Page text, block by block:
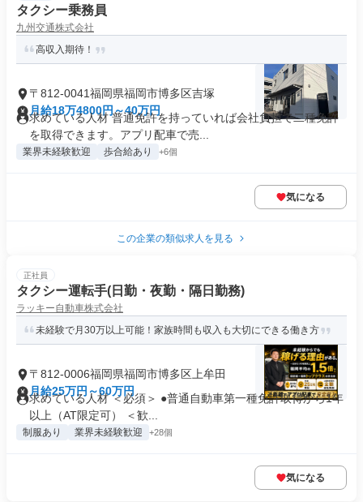
タクシー乗務員
九州交通株式会社
高収入期待！
〒812-0041福岡県福岡市博多区吉塚
月給18万4800円～40万円
求めている人材 普通免許を持っていれば会社負担で二種免許
を取得できます。アプリ配車で売...
業界未経験歓迎 歩合給あり +6個
気になる
この企業の類似求人を見る
正社員
タクシー運転手(日勤・夜勤・隔日勤務)
ラッキー自動車株式会社
未経験で月30万以上可能！家族時間も収入も大切にできる働き方
〒812-0006福岡県福岡市博多区上牟田
月給25万円～60万円
求めている人材 ＜必須＞ ●普通自動車第一種免許取得から1年
以上（AT限定可） ＜歓...
制服あり 業界未経験歓迎 +28個
気になる